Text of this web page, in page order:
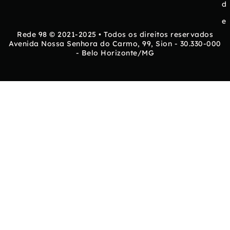
d
e
Rede 98 © 2021-2025 • Todos os direitos reservados
Avenida Nossa Senhora do Carmo, 99, Sion - 30.330-000
- Belo Horizonte/MG